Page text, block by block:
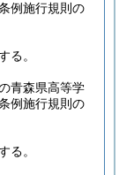
例施行規則の
る。
青森県高等学
例施行規則の
る。